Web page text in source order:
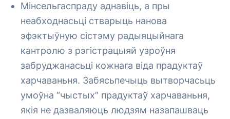
Мінсельгаспраду аднавіць, а пры
неабходнасьці стварыць нанова
эфэктыўную сістэму радыяцыйнага
кантролю з рэгістрацыяй узроўня
забруджанасьці кожнага віда прадуктаў
харчаваньня. Забясьпечыць вытворчасьць
умоўна “чыстых” прадуктаў харчаваньня,
якія не дазваляюць людзям назапашваць